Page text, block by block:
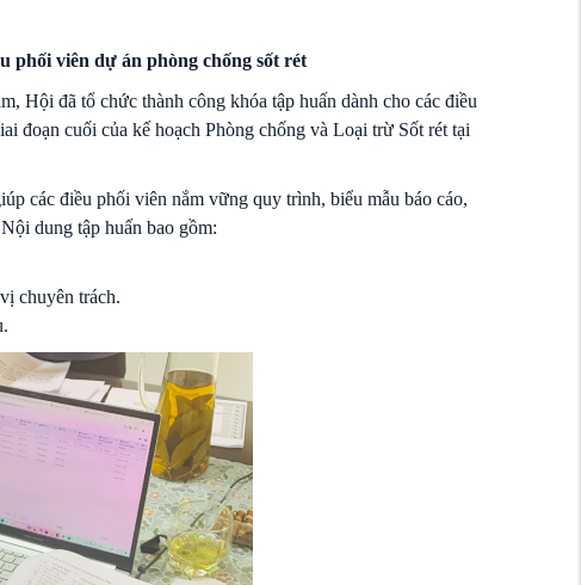
phối viên dự án phòng chống sốt rét
Hội đã tổ chức thành công khóa tập huấn dành cho các điều
đoạn cuối của kế hoạch Phòng chống và Loại trừ Sốt rét tại
các điều phối viên nắm vững quy trình, biểu mẫu báo cáo,
dung tập huấn bao gồm:
chuyên trách.